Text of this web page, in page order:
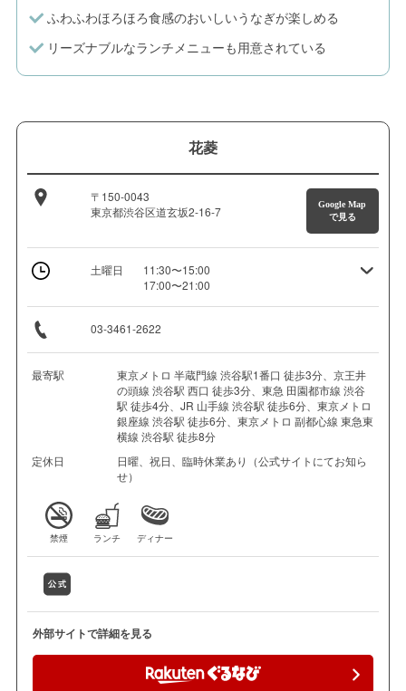
ふわふわほろほろ食感のおいしいうなぎが楽しめる
リーズナブルなランチメニューも用意されている
花菱
〒150-0043
東京都渋谷区道玄坂2-16-7
Google Map
で見る
土曜日
11:30〜15:00
17:00〜21:00
03-3461-2622
最寄駅
東京メトロ 半蔵門線 渋谷駅1番口 徒歩3分、京王井
の頭線 渋谷駅 西口 徒歩3分、東急 田園都市線 渋谷
駅 徒歩4分、JR 山手線 渋谷駅 徒歩6分、東京メトロ
銀座線 渋谷駅 徒歩6分、東京メトロ 副都心線 東急東
横線 渋谷駅 徒歩8分
定休日
日曜、祝日、臨時休業あり（公式サイトにてお知ら
せ）
禁煙 ランチ ディナー
外部サイトで詳細を見る